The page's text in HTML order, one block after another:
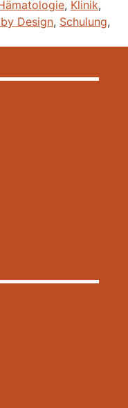
, Klinik,
Design, Schulung,